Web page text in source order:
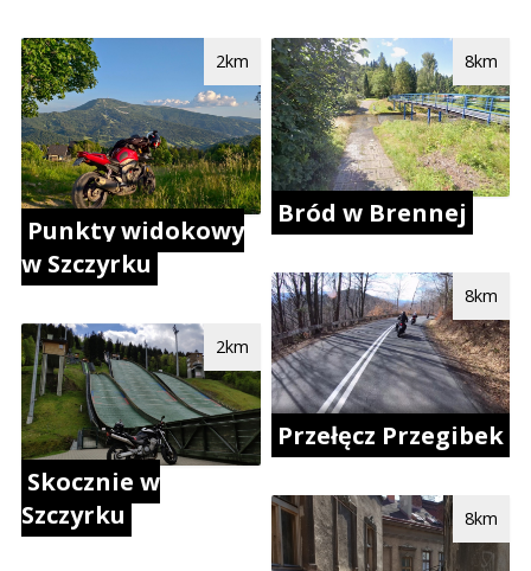
Punkty widokowy
w Szczyrku
2km
Skocznie w
Szczyrku
2km
Bród w Brennej
8km
Przełęcz Przegibek
8km
8km